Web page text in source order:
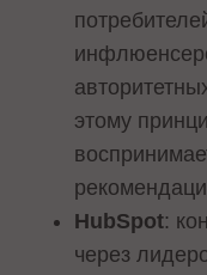
этому
HubSpot:
через